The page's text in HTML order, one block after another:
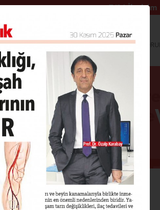
7/24 İletişim
HASTALIKLAR MEDYA
KALDIRIN